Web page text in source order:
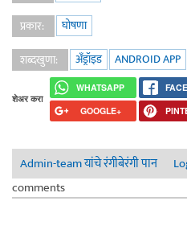
प्रकार:
घोषणा
शब्दखुणा:
अँड्रॉइड ANDROID APP
शेअर करा
WHATSAPP
GOOGLE+
Admin-team यांचे रंगीबेरंगी पान
comments